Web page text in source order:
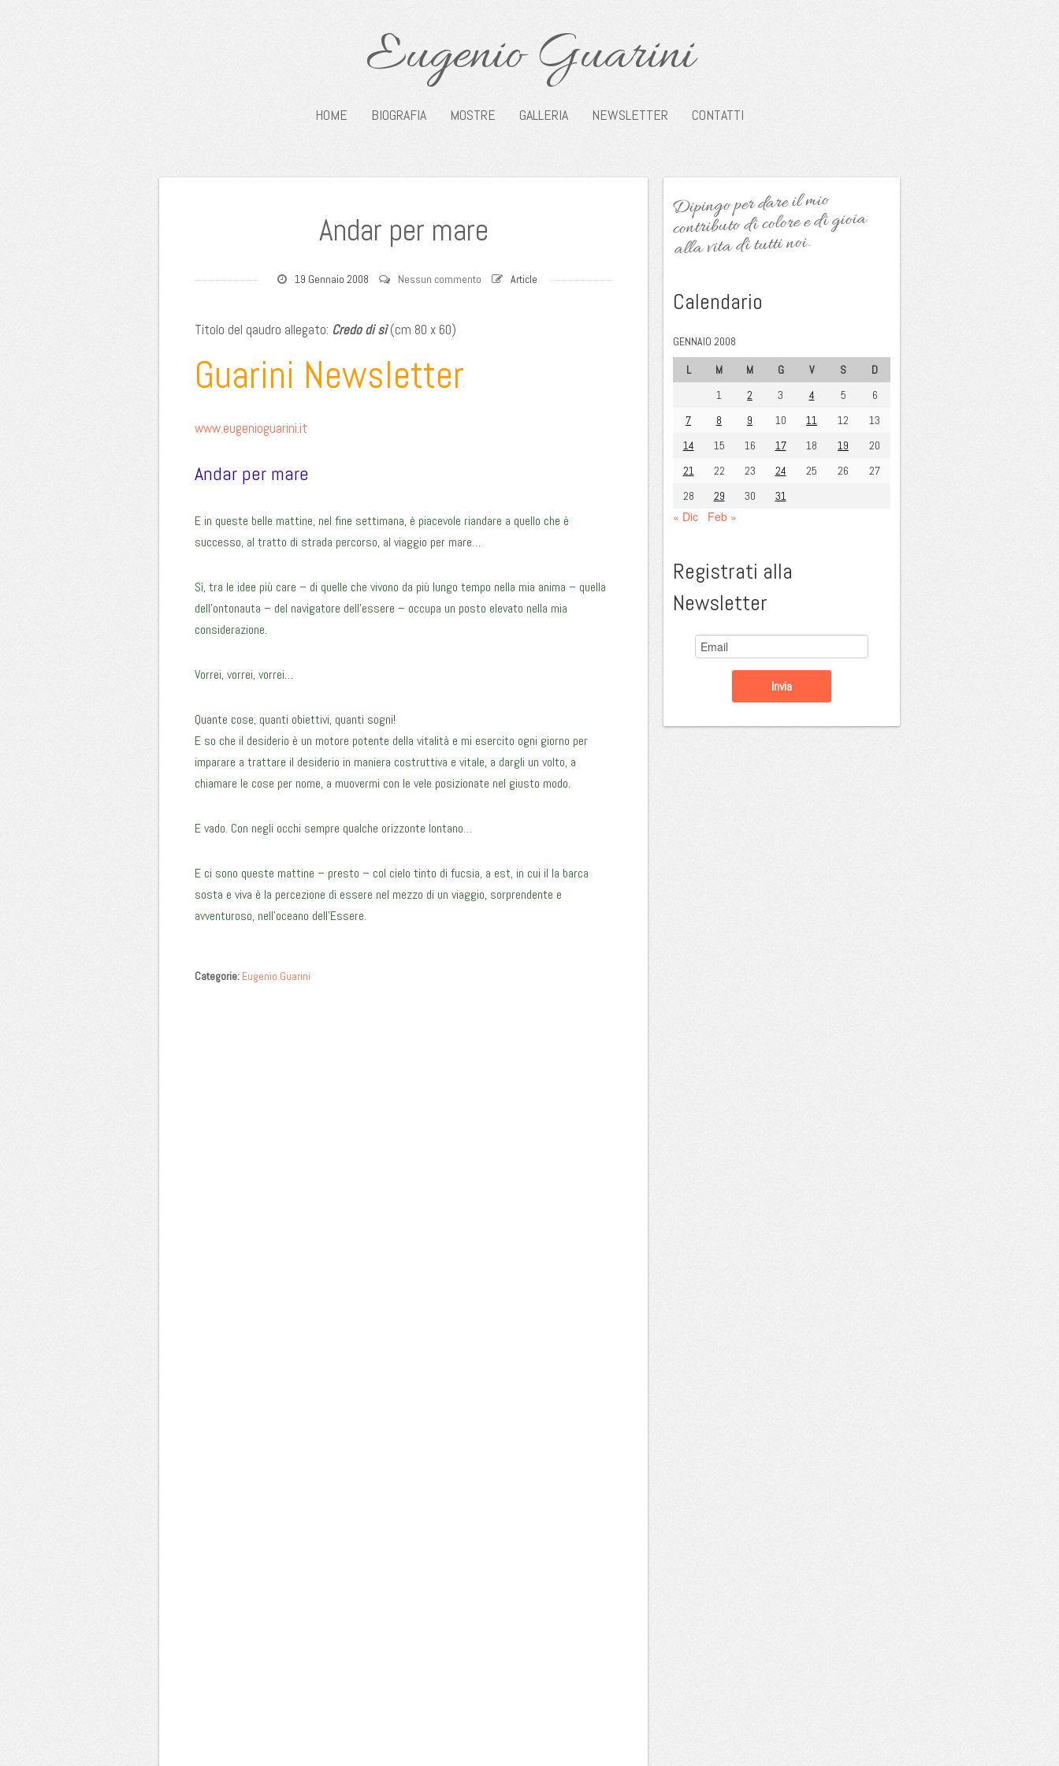
Eugenio Guarini
HOME BIOGRAFIA MOSTRE GALLERIA NEWSLETTER CONTATTI
Andar per mare
19 Gennaio 2008 Nessun commento Article
Titolo del qaudro allegato: Credo di sì(cm 80 x 60)
Guarini Newsletter
www.eugenioguarini.it
Andar per mare
E in queste belle mattine, nel fine settimana, è piacevole riandare a quello che è
successo, al tratto di strada percorso, al viaggio per mare…
Sì, tra le idee più care – di quelle che vivono da più lungo tempo nella mia anima – quella
dell’ontonauta – del navigatore dell’essere – occupa un posto elevato nella mia
considerazione.
Vorrei, vorrei, vorrei…
Quante cose, quanti obiettivi, quanti sogni!
E so che il desiderio è un motore potente della vitalità e mi esercito ogni giorno per
imparare a trattare il desiderio in maniera costruttiva e vitale, a dargli un volto, a
chiamare le cose per nome, a muovermi con le vele posizionate nel giusto modo.
E vado. Con negli occhi sempre qualche orizzonte lontano…
E ci sono queste mattine – presto – col cielo tinto di fucsia, a est, in cui il la barca
sosta e viva è la percezione di essere nel mezzo di un viaggio, sorprendente e
avventuroso, nell’oceano dell’Essere.
Categorie: Eugenio Guarini
Dipingo per dare il mio
contributo di colore e di gioia
alla vita di tutti noi.
Calendario
GENNAIO 2008
L
M M G V S
D
1
2 3 4 5
6
7
8 9 10 11 12
13
14
15 16 17 18 19
20
21
22 23 24 25 26
27
28
29 30 31
« Dic Feb »
Registrati alla
Newsletter